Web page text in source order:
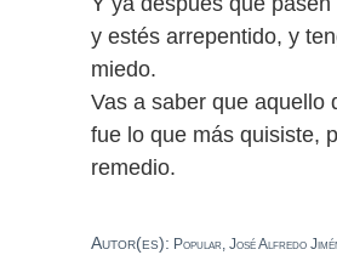
y estés arrepentido, y
miedo.
Vas a saber que aquello
fue lo que más quisiste,
remedio.
Autor(es): Popular, José Alfredo